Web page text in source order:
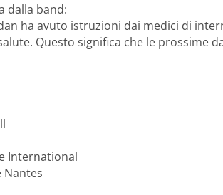
dalla band:
ha avuto istruzioni dai medici di
Questo significa che le prossime
International
Nantes